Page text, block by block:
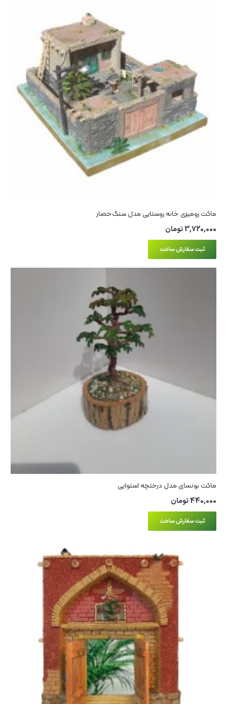
ماکت رومیزی خانه روستایی مدل سنگ‌حصار
3,720,000تومان
ثبت سفارش ساخت
ماکت بونسای مدل درختچه استوایی
440,000تومان
ثبت سفارش ساخت